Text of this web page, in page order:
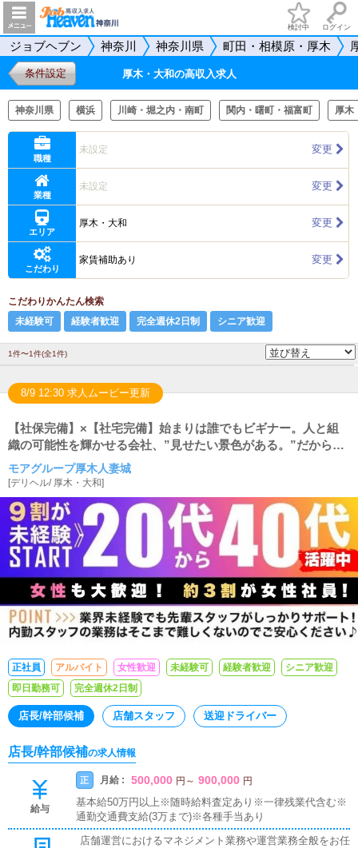
検討中 ログイン
ジョブヘブン 神奈川 神奈川県 町田・相模原・厚木
条件設定 厚木・大和の高収入求人
神奈川県 横浜 川崎・堀之内・南町 関内・曙町・福富町 厚木
職種
未設定 変更
業種
未設定 変更
エリア
厚木・大和 変更
こだわり
家賃補助あり 変更
こだわりかんたん検索
未経験可
経験者歓迎 完全週休2日制 シニア歓迎
1件〜1件(全1件)
8/9 12:30 求人ムービー更新
【社保完備】×【社宅完備】始まりは誰でもビギナー。人と組
織の可能性を輝かせる会社、”見せたい景色がある。”だから成
長できる。
モアグループ厚木人妻城
[デリヘル/ 厚木・大和]
正社員 アルバイト 女性歓迎 未経験可 経験者歓迎
シニア歓迎
即日勤務可
完全週休2日制
店長/幹部候補 店舗スタッフ 送迎ドライバー
店長/幹部候補の求人情報
給与
正 月給 : 500,000 円 ～ 900,000 円
基本給50万円以上※随時給料査定あり※一律残業代含む※
通勤交通費支給(3万まで)※各種手当あり
店舗運営におけるマネジメント業務や運営業務全般をお任